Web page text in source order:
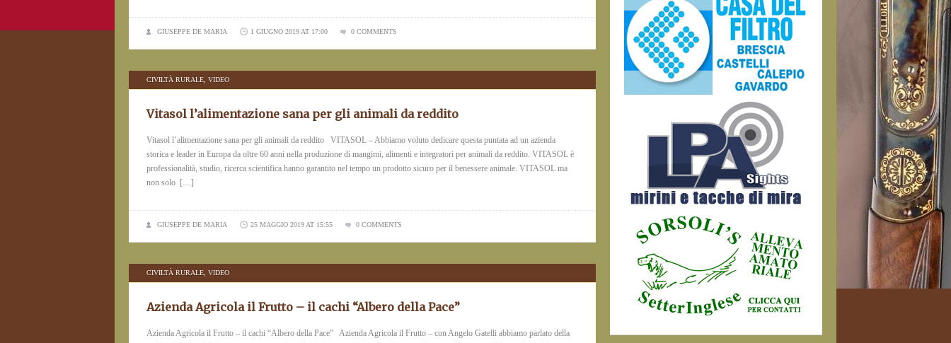
GIUSEPPE DE MARIA 1 GIUGNO 2019 AT 17:00 0 COMMENTS
CIVILTÀ RURALE VIDEO
Vitasol l’alimentazione sana per gli animali da reddito
Vitasol l’alimentazione sana per gli animali da reddito VITASOL – Abbiamo voluto dedicare questa puntata ad un azienda
storica e leader in Europa da oltre 60 anni nella produzione di mangimi, alimenti e integratori per animali da reddito. VITASOL è
professionalità, studio, ricerca scientifica hanno garantito nel tempo un prodotto sicuro per il benessere animale. VITASOL ma
non solo […]
GIUSEPPE DE MARIA 25 MAGGIO 2019 AT 15:55 0 COMMENTS
CIVILTÀ RURALE VIDEO
Azienda Agricola il Frutto – il cachi “Albero della Pace”
Azienda Agricola il Frutto – il cachi “Albero della Pace” Azienda Agricola il Frutto – con Angelo Gatelli abbiamo parlato della